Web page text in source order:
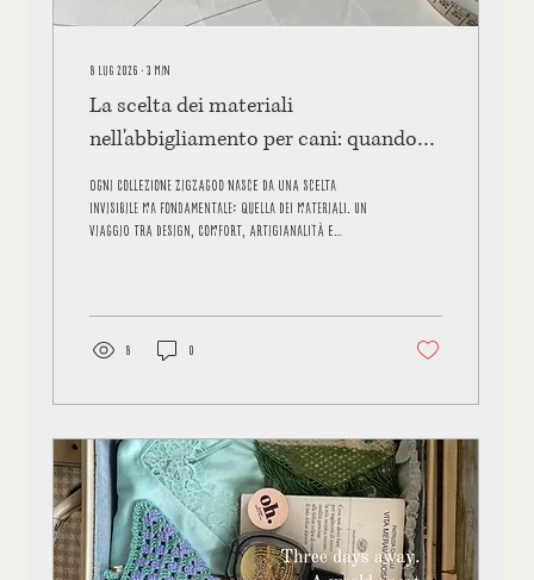
8 lug 2026 ∙ 3 min
La scelta dei materiali
nell'abbigliamento per cani: quando
design, comfort e qualità fanno
davvero la differenza
Ogni collezione Zigzagoo nasce da una scelta
invisibile ma fondamentale: quella dei materiali. Un
viaggio tra design, comfort, artigianalità e
8 0